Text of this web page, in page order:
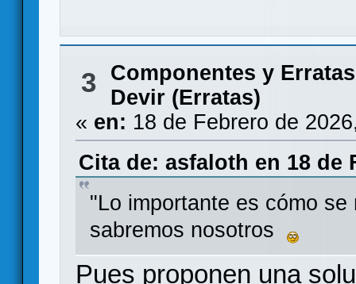
3 Componentes y Erratas
Devir (Erratas)
« en: 18 de Febrero de
Cita de: asfaloth en 18 de
"Lo importante es cómo
sabremos nosotros
Pues proponen una